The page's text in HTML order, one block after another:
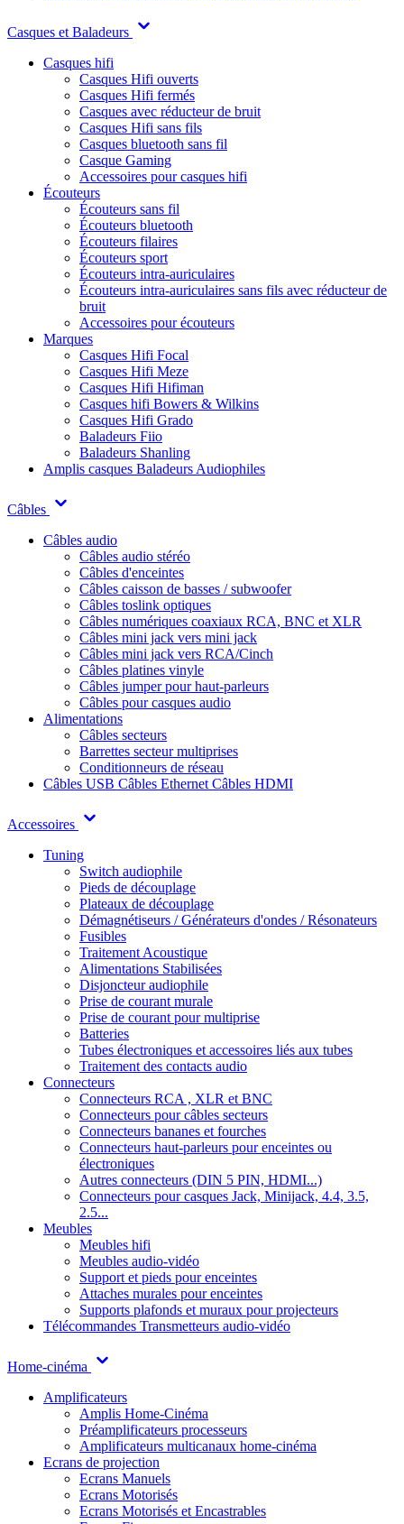
Casques et Baladeurs
Casques hifi
Casques Hifi ouverts
Casques Hifi fermés
Casques avec réducteur de bruit
Casques Hifi sans fils
Casques bluetooth sans fil
Casque Gaming
Accessoires pour casques hifi
Écouteurs
Écouteurs sans fil
Écouteurs bluetooth
Écouteurs filaires
Écouteurs sport
Écouteurs intra-auriculaires
Écouteurs intra-auriculaires sans fils avec réducteur de
bruit
Accessoires pour écouteurs
Marques
Casques Hifi Focal
Casques Hifi Meze
Casques Hifi Hifiman
Casques hifi Bowers & Wilkins
Casques Hifi Grado
Baladeurs Fiio
Baladeurs Shanling
Amplis casques Baladeurs Audiophiles
Câbles
Câbles audio
Câbles audio stéréo
Câbles d'enceintes
Câbles caisson de basses / subwoofer
Câbles toslink optiques
Câbles numériques coaxiaux RCA, BNC et XLR
Câbles mini jack vers mini jack
Câbles mini jack vers RCA/Cinch
Câbles platines vinyle
Câbles jumper pour haut-parleurs
Câbles pour casques audio
Alimentations
Câbles secteurs
Barrettes secteur multiprises
Conditionneurs de réseau
Câbles USB Câbles Ethernet Câbles HDMI
Accessoires
Tuning
Switch audiophile
Pieds de découplage
Plateaux de découplage
Démagnétiseurs / Générateurs d'ondes / Résonateurs
Fusibles
Traitement Acoustique
Alimentations Stabilisées
Disjoncteur audiophile
Prise de courant murale
Prise de courant pour multiprise
Batteries
Tubes électroniques et accessoires liés aux tubes
Traitement des contacts audio
Connecteurs
Connecteurs RCA , XLR et BNC
Connecteurs pour câbles secteurs
Connecteurs bananes et fourches
Connecteurs haut-parleurs pour enceintes ou
électroniques
Autres connecteurs (DIN 5 PIN, HDMI...)
Connecteurs pour casques Jack, Minijack, 4.4, 3.5,
2.5...
Meubles
Meubles hifi
Meubles audio-vidéo
Support et pieds pour enceintes
Attaches murales pour enceintes
Supports plafonds et muraux pour projecteurs
Télécommandes Transmetteurs audio-vidéo
Home-cinéma
Amplificateurs
Amplis Home-Cinéma
Préamplificateurs processeurs
Amplificateurs multicanaux home-cinéma
Ecrans de projection
Ecrans Manuels
Ecrans Motorisés
Ecrans Motorisés et Encastrables